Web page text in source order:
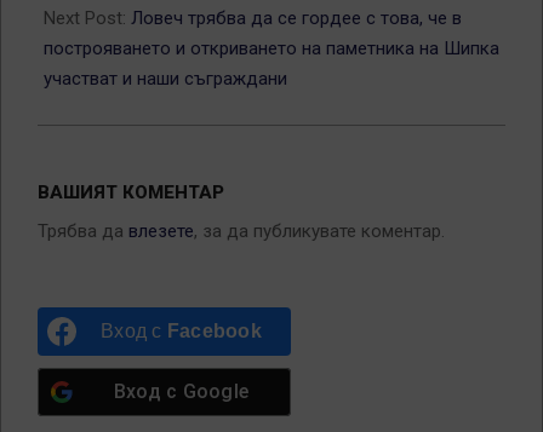
Next Post: Ловеч трябва да се гордее с това, че в
построяването и откриването на паметника на Шипка
участват и наши съграждани
ВАШИЯТ КОМЕНТАР
Трябва да влезете, за да публикувате коментар.
Вход с Facebook
Вход с Google